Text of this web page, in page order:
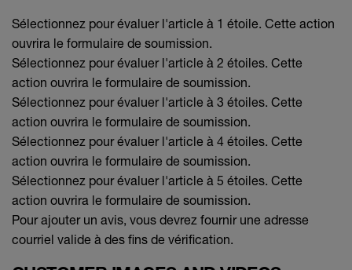
Sélectionnez pour évaluer l'article à 1 étoile. Cette action
ouvrira le formulaire de soumission.
Sélectionnez pour évaluer l'article à 2 étoiles. Cette
action ouvrira le formulaire de soumission.
Sélectionnez pour évaluer l'article à 3 étoiles. Cette
action ouvrira le formulaire de soumission.
Sélectionnez pour évaluer l'article à 4 étoiles. Cette
action ouvrira le formulaire de soumission.
Sélectionnez pour évaluer l'article à 5 étoiles. Cette
action ouvrira le formulaire de soumission.
Pour ajouter un avis, vous devrez fournir une adresse
courriel valide à des fins de vérification.